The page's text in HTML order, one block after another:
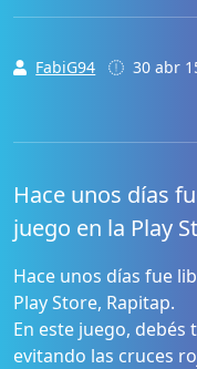
FabiG94
30 abr
Hace unos días
juego en la Play
Hace unos días fue
Play Store, Rapitap.
En este juego,
evitando las cruces